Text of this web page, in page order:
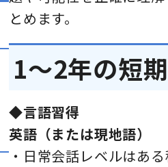
とめます。
1〜2年の短
◆言語習得
英語（または現地語）
・日常会話レベルはあ